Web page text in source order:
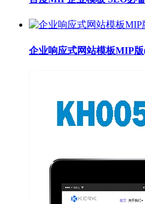
企业响应式网站模板MIP